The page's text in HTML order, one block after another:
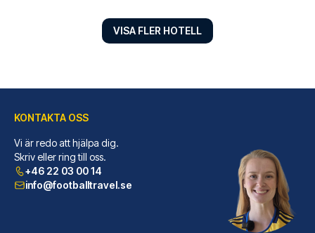
Hotel Primus Frankfurt Sachsen...
LÄS MER OM HOTELLET
VISA FLER HOTELL
KONTAKTA OSS
Vi är redo att hjälpa dig.
Skriv eller ring till oss.
+46 22 03 00 14
info@footballtravel.se